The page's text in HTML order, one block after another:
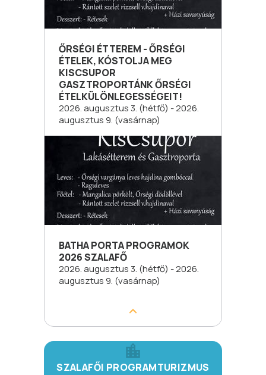
ŐRSÉGI ÉTTEREM - ŐRSÉGI
ÉTELEK, KÓSTOLJA MEG
KISCSUPOR
GASZTROPORTÁNK ŐRSÉGI
ÉTELKÜLÖNLEGESSÉGEIT!
2026. augusztus 3. (hétfő) - 2026.
augusztus 9. (vasárnap)
BATHA PORTA PROGRAMOK
2026 SZALAFŐ
2026. augusztus 3. (hétfő) - 2026.
augusztus 9. (vasárnap)
SZALAFŐI PROGRAMTURIZMUS